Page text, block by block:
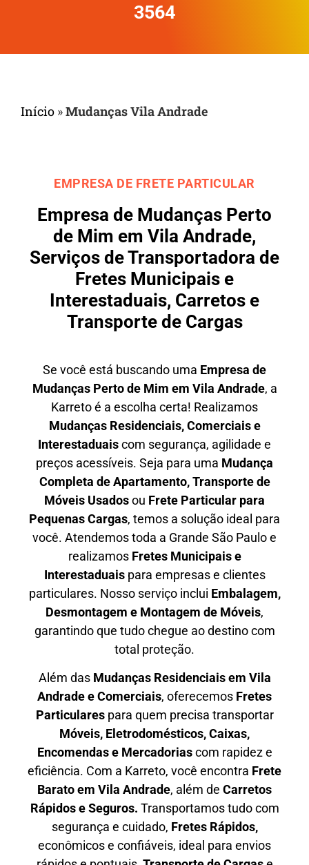
3564
Início »Mudanças Vila Andrade
EMPRESA DE FRETE PARTICULAR
Empresa de Mudanças Perto
de Mim em Vila Andrade,
Serviços de Transportadora de
Fretes Municipais e
Interestaduais, Carretos e
Transporte de Cargas
Se você está buscando uma Empresa de
Mudanças Perto de Mim em Vila Andrade, a
Karreto é a escolha certa! Realizamos
Mudanças Residenciais, Comerciais e
Interestaduaiscom segurança, agilidade e
preços acessíveis. Seja para uma Mudança
Completa de Apartamento, Transporte de
Móveis Usadosou Frete Particular para
Pequenas Cargas, temos a solução ideal para
você. Atendemostoda a Grande São Pauloe
realizamos Fretes Municipais e
Interestaduaispara empresas e clientes
particulares. Nosso serviço inclui Embalagem,
Desmontagem e Montagem de Móveis,
garantindo que tudo chegue ao destino com
total proteção.
Além das Mudanças Residenciais em Vila
Andrade e Comerciais, oferecemos Fretes
Particularespara quem precisa transportar
Móveis, Eletrodomésticos, Caixas,
Encomendas e Mercadoriascom rapidez e
eficiência. Com a Karreto, você encontra Frete
Barato em Vila Andrade, além de Carretos
Rápidos e Seguros. Transportamos tudo com
segurança e cuidado, Fretes Rápidos,
econômicos e confiáveis, ideal para envios